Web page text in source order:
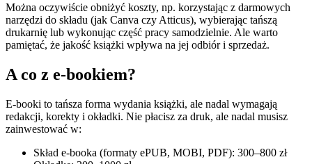
Można oczywiście obniżyć koszty, np. korzystając z darmowych
narzędzi do składu (jak Canva czy Atticus), wybierając tańszą
drukarnię lub wykonując część pracy samodzielnie. Ale warto
pamiętać, że jakość książki wpływa na jej odbiór i sprzedaż.
A co z e-bookiem?
E-booki to tańsza forma wydania książki, ale nadal wymagają
redakcji, korekty i okładki. Nie płacisz za druk, ale nadal musisz
zainwestować w:
Skład e-booka (formaty ePUB, MOBI, PDF): 300–800 zł